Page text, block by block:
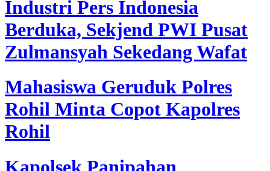
Industri Pers Indonesia
Berduka, Sekjend PWI Pusat
Zulmansyah Sekedang Wafat
Mahasiswa Geruduk Polres
Rohil Minta Copot Kapolres
Rohil